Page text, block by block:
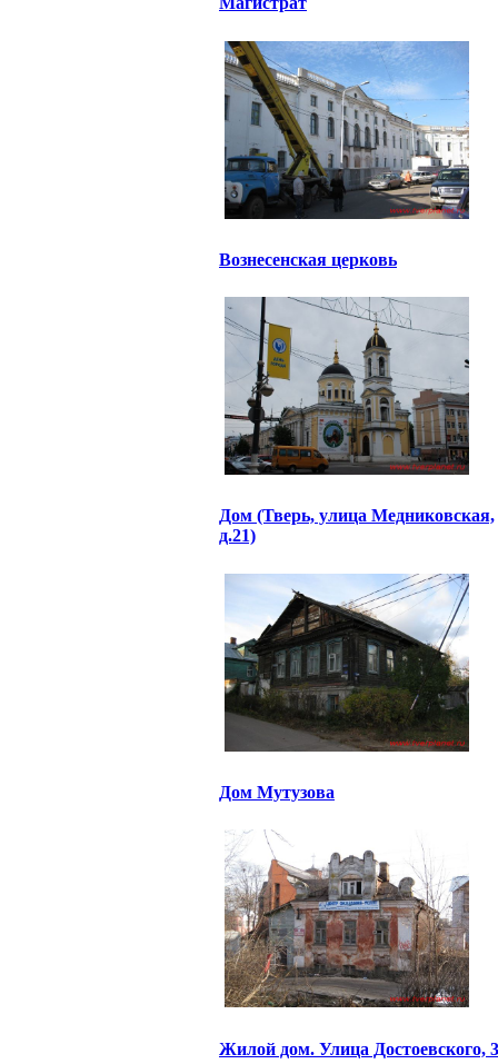
Вознесенская церковь
Дом (Тверь, улица Медниковская,
д.21)
Дом Мутузова
Жилой дом. Улица Достоевского,